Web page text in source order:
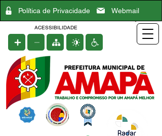
Política de Privacidade Webmail
ACESSIBILIDADE